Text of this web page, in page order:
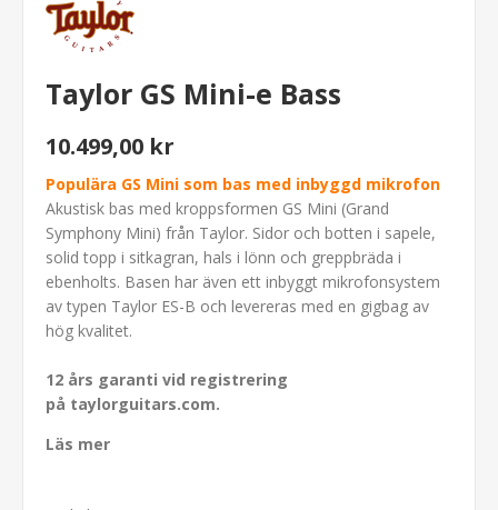
Taylor GS Mini-e Bass
10.499,00 kr
Populära GS Mini som bas med inbyggd mikrofon
Akustisk bas med kroppsformen GS Mini (Grand
Symphony Mini) från Taylor. Sidor och botten i sapele,
solid topp i sitkagran, hals i lönn och greppbräda i
ebenholts. Basen har även ett inbyggt mikrofonsystem
av typen Taylor ES-B och levereras med en gigbag av
hög kvalitet.
12 års garanti vid registrering
på taylorguitars.com.
Läs mer